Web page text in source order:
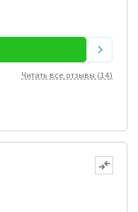
Читать все отзывы (14)